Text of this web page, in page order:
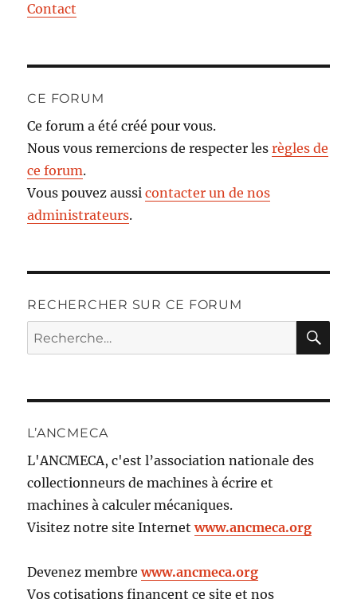
Contact
CE FORUM
Ce forum a été créé pour vous.
Nous vous remercions de respecter lesrègles de
ce forum.
Vous pouvez aussicontacter un de nos
administrateurs.
RECHERCHER SUR CE FORUM
Recherche
pour :
L’ANCMECA
L'ANCMECA, c'est l’association nationale des
collectionneurs de machines à écrire et
machines à calculer mécaniques.
Visitez notre site Internetwww.ancmeca.org
Devenez membrewww.ancmeca.org
Vos cotisations financent ce site et nos